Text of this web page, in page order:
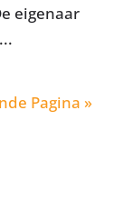
eigenaar
Pagina »